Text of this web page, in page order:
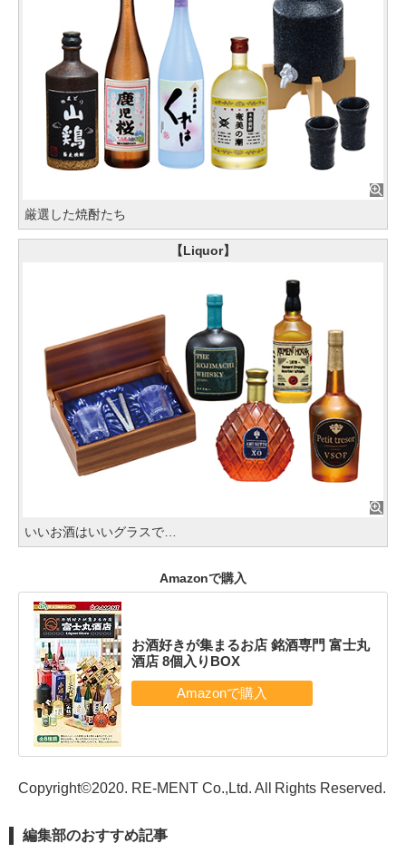
厳選した焼酎たち
【Liquor】
いいお酒はいいグラスで…
Amazonで購入
お酒好きが集まるお店 銘酒専門 富士丸
酒店 8個入りBOX
Copyright©2020. RE-MENT Co.,Ltd. All Rights Reserved.
編集部のおすすめ記事